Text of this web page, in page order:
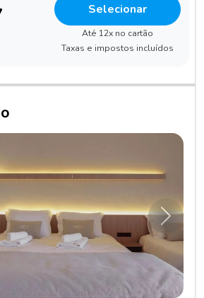
Selecionar
Até 12x no cartão
Taxas e impostos incluídos